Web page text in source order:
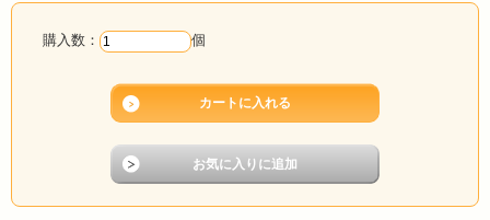
購入数： 個